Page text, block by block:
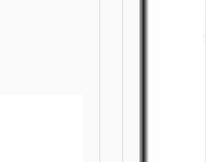
Tivoli, 2,5 zitsbank